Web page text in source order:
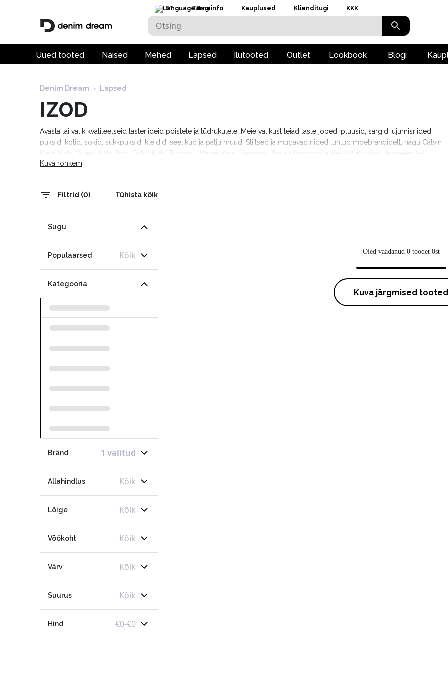
ET Tarneinfo Kauplused Klienditugi KKK
Uued tooted Naised Mehed Lapsed Ilutooted Outlet Lookbook Blogi
Denim Dream › Lapsed
IZOD
Avasta lai valik kvaliteetseid lasteriideid poistele ja tüdrukutele! Meie valikust leiad laste joped, pluusid, särgid, ujumisriided,
püksid, kotid, sokid, sukkpüksid, kleidid, seelikud ja palju muud. Stiilsed ja mugavad riided tuntud moebrändidelt, nagu Calvin
tööpäeva!
Kuva rohkem
Filtrid (0) Tühista kõik
Sugu
Populaarsed Kõik
Kategooria
Bränd 1 valitud
Allahindlus Kõik
Lõige Kõik
Vöökoht Kõik
Värv Kõik
Suurus Kõik
Hind €0-€0
Oled vaadanud 0 toodet 0st
Kuva järgmised tooted